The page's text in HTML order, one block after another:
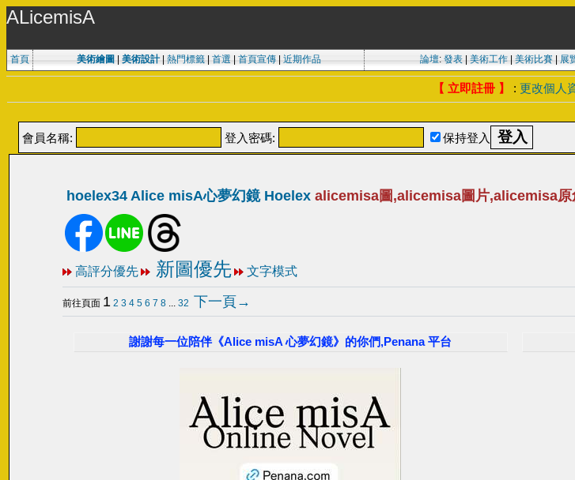
ALicemisA
首頁 美術繪圖 美術設計| 熱門標籤| 首選 首頁宣傳| 近期作品 論壇: 發表| 美術工作| 美術比賽| 展
【 立即註冊 】 : 更改個人
會員名稱: 登入密碼: 保持登入
hoelex34 Alice misA心夢幻鏡 Hoelexalicemisa圖,alicemisa圖片,alicemisa
高評分優先 新圖優先 文字模式
前往頁面 1 2 3 4 5 6 7 8... 32 下一頁→
謝謝每一位陪伴《Alice misA 心夢幻鏡》的你們,Penana 平台